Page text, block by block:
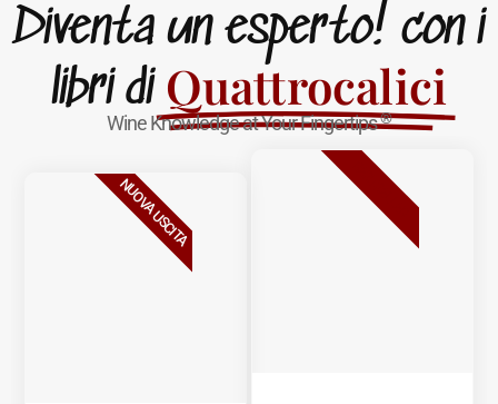
Diventa un esperto! con i
libri di Quattrocalici
Wine Knowledge at Your Fingertips®
NUOVA USCITA BESTSELLER